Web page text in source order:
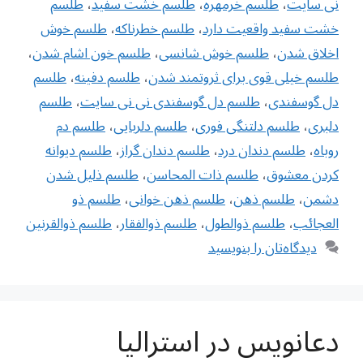
خشت سفید واقعیت دارد،طلسم خطرناکه،طلسم خوش
اخلاق شدن،طلسم خوش شانسی،طلسم خون اشام شدن،
طلسم خیلی قوی برای ثروتمند شدن،طلسم دفینه،طلسم
دل گوسفندی،طلسم دل گوسفندی نی نی سایت،طلسم
دلبری،طلسم دلتنگی فوری،طلسم دلربایی،طلسم دم
روباه،طلسم دندان درد،طلسم دندان گراز،طلسم ديوانه
كردن معشوق،طلسم ذات المحاسن،طلسم ذلیل شدن
دشمن،طلسم ذهن،طلسم ذهن خوانی،طلسم ذو
العجائب،طلسم ذوالطول،طلسم ذوالفقار،طلسم ذوالقرنین
دیدگاه‌تان را بنویسید
دعانویس در استرالیا